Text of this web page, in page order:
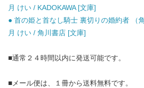
月 けい / KADOKAWA [文庫]
● 首の姫と首なし騎士 裏切りの婚約者 （
月 けい / 角川書店 [文庫]
■通常２４時間以内に発送可能です。
■メール便は、１冊から送料無料です。